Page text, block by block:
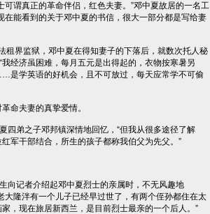
谓真正的革命伴侣，红色夫妻。”邓中夏故居的一名工
能看到的关于邓中夏的书信，很大一部分都是写给妻
界监狱，邓中夏在得知妻子的下落后，就数次托人秘
经济虽困难，每月五元是出得起的，衣物按寒暑另
是学英语的好机会，且不可放过，每天应常学不可偷
命夫妻的真挚爱情。
弟之子邓邦镇深情地回忆，“但我从很多途径了解
军干部结合，所生的孩子都称我伯父为先父。”
记者介绍起邓中夏烈士的亲属时，不无风趣地
隆泮有一个儿子已经早过世了，有两个侄孙都住在太
，现在旅居新西兰，是目前烈士最亲的一个后人。”